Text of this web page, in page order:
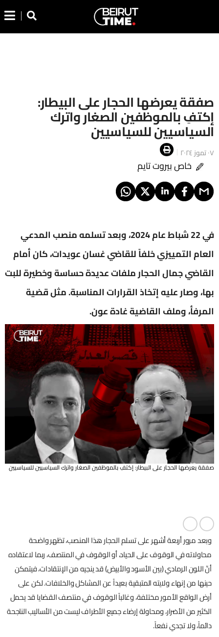
صفقة يعرضها الحجار على البيطار:
إكتفِ بالموظفين الصغار واترك
السياسيين للسياسيين
٠٧ تموز ٢٠٢٤
خاص بيروت تايم
في 22 شباط عام 2024، وبعد تسلمه منصب المدعي
العام التمييزي خلفاً للقاضي غسان عويدات، كان أمام
القاضي جمال الحجار ملفات عديدة حساسة وخطيرة للبت
بها، وصار عليه إتخاذ القرارات المناسبة. مثل قضية
المرفأ، وملف القاضية غادة عون.
صفقة يعرضها الحجار على البيطار: إكتفِ بالموظفين الصغار واترك السياسيين للسياسيين
وبعد مرور أربعة أشهر على تسلم الحجار هذا المنصب، تظهر واضحة
محاولاته في الوقوف على الحياد، أو الوقوف في المنتصف، ربما لاعتقاده
أنّ اللون الرمادي (بين الأسود والأبيض) قد ينجيه من الإنتقادات، فيتمكن
حينها من إنهاء ولايته المتبقية بعيداً عن المشاكل والخلافات. لكن على
أرض الواقع الأمور مختلفة، وغالباً الوقوف في منتصف القضايا قد يحمل
الكثير من الأضرار، ومحاولة إرضاء جميع الأطراف ليست من الأساليب الناجحة
دائماً، ولا تجدي نفعاً.